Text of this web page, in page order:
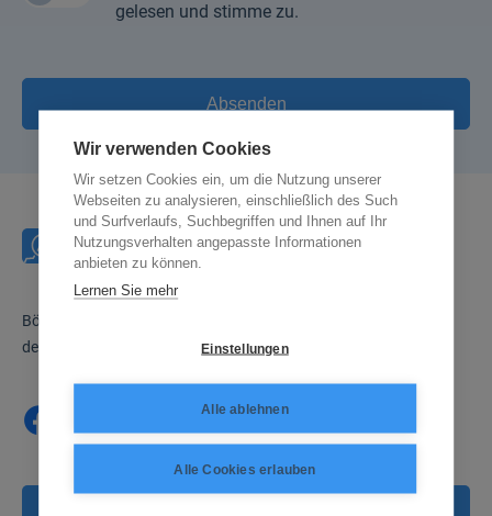
gelesen und stimme zu.
Börse Inside verfügt über 30 Jahre Erfahrung und zählt zu
den führenden Finanzinformationsmedien Deutschlands.
Wir verwenden Cookies
Wir setzen Cookies ein, um die Nutzung unserer
Webseiten zu analysieren, einschließlich des Such
und Surfverlaufs, Suchbegriffen und Ihnen auf Ihr
Nutzungsverhalten angepasste Informationen
anbieten zu können.
Lernen Sie mehr
Einstellungen
Alle ablehnen
Alle Cookies erlauben